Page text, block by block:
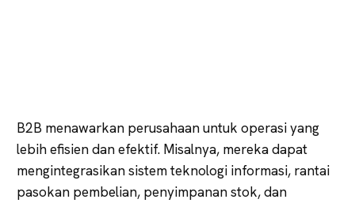
B2B menawarkan perusahaan untuk operasi yang
lebih efisien dan efektif. Misalnya, mereka dapat
mengintegrasikan sistem teknologi informasi, rantai
pasokan pembelian, penyimpanan stok, dan